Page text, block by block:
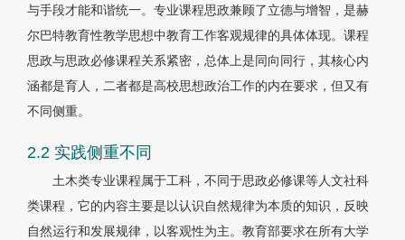
与手段才能和谐统一。专业课程思政兼顾了立德与增智，是赫
尔巴特教育性教学思想中教育工作客观规律的具体体现。课程
思政与思政必修课程关系紧密，总体上是同向同行，其核心内
涵都是育人，二者都是高校思想政治工作的内在要求，但又有
不同侧重。
2.2 实践侧重不同
土木类专业课程属于工科，不同于思政必修课等人文社科
类课程，它的内容主要是以认识自然规律为本质的知识，反映
自然运行和发展规律，以客观性为主。教育部要求在所有大学